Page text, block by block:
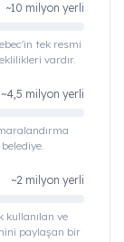
~10 milyon yerli
tek resmi
vardır.
~4,5 milyon yerli
~2 milyon yerli
kullanılan ve
paylaşan bir